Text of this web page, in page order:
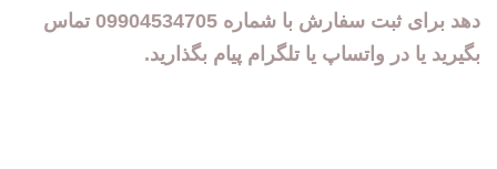
دهد برای ثبت سفارش با شماره 09904534705 تماس
بگیرید یا در واتساپ یا تلگرام پیام بگذارید.